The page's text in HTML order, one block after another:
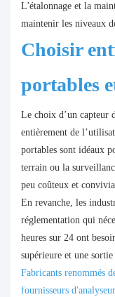
L'étalonnage et la
maintenir les niveaux
Choisir
portables
Le choix d’un capteur
entièrement de
portables sont idéaux
terrain ou la
peu coûteux et
En revanche, les
réglementation qui
heures sur 24 ont
supérieure et une
Fabricants renommés
fournisseurs